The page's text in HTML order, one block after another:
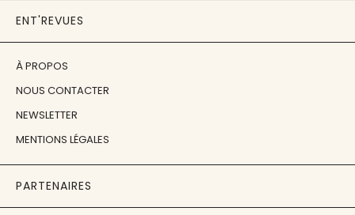
ENT'REVUES
À PROPOS
NOUS CONTACTER
NEWSLETTER
MENTIONS LÉGALES
PARTENAIRES